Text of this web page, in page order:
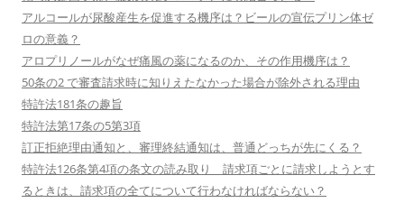
アルコールが尿酸産生を促進する機序は？ビールの宣伝プリン体ゼ
ロの意義？
アロプリノールがなぜ痛風の薬になるのか、その作用機序は？
50条の2 で審査請求時に知りえたなかった場合が除外される理由
特許法181条の趣旨
特許法第17条の5第3項
訂正拒絶理由通知と、審理終結通知は、普通どっちが先にくる？
特許法126条第4項の条文の読み取り 請求項ごとに請求しようとす
るときは、請求項の全てについて行わなければならない？